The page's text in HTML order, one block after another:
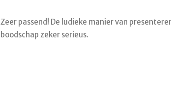
Zeer passend! De ludieke manier van
boodschap zeker serieus.